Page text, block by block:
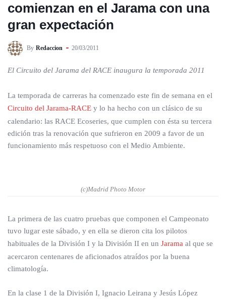
comienzan en el Jarama con una
gran expectación
By Redaccion 20/03/2011
El Circuito del Jarama del RACE inaugura la temporada 2011
La temporada de carreras ha comenzado este fin de semana en el
Circuito del Jarama-RACE y lo ha hecho con un clásico de su
calendario: las RACE Ecoseries, que cumplen con ésta su tercera
edición tras la renovación que sufrieron en 2009 a favor de un
funcionamiento más respetuoso con el Medio Ambiente.
(c)Madrid Photo Motor
La primera de las cuatro pruebas que componen el Campeonato
tuvo lugar este sábado, y en ella se dieron cita los pilotos
habituales de la División I y la División II en un Jarama al que se
acercaron centenares de aficionados atraídos por la buena
climatología.
En la clase 1 de la División I, Ignacio Leirana y Jesús López